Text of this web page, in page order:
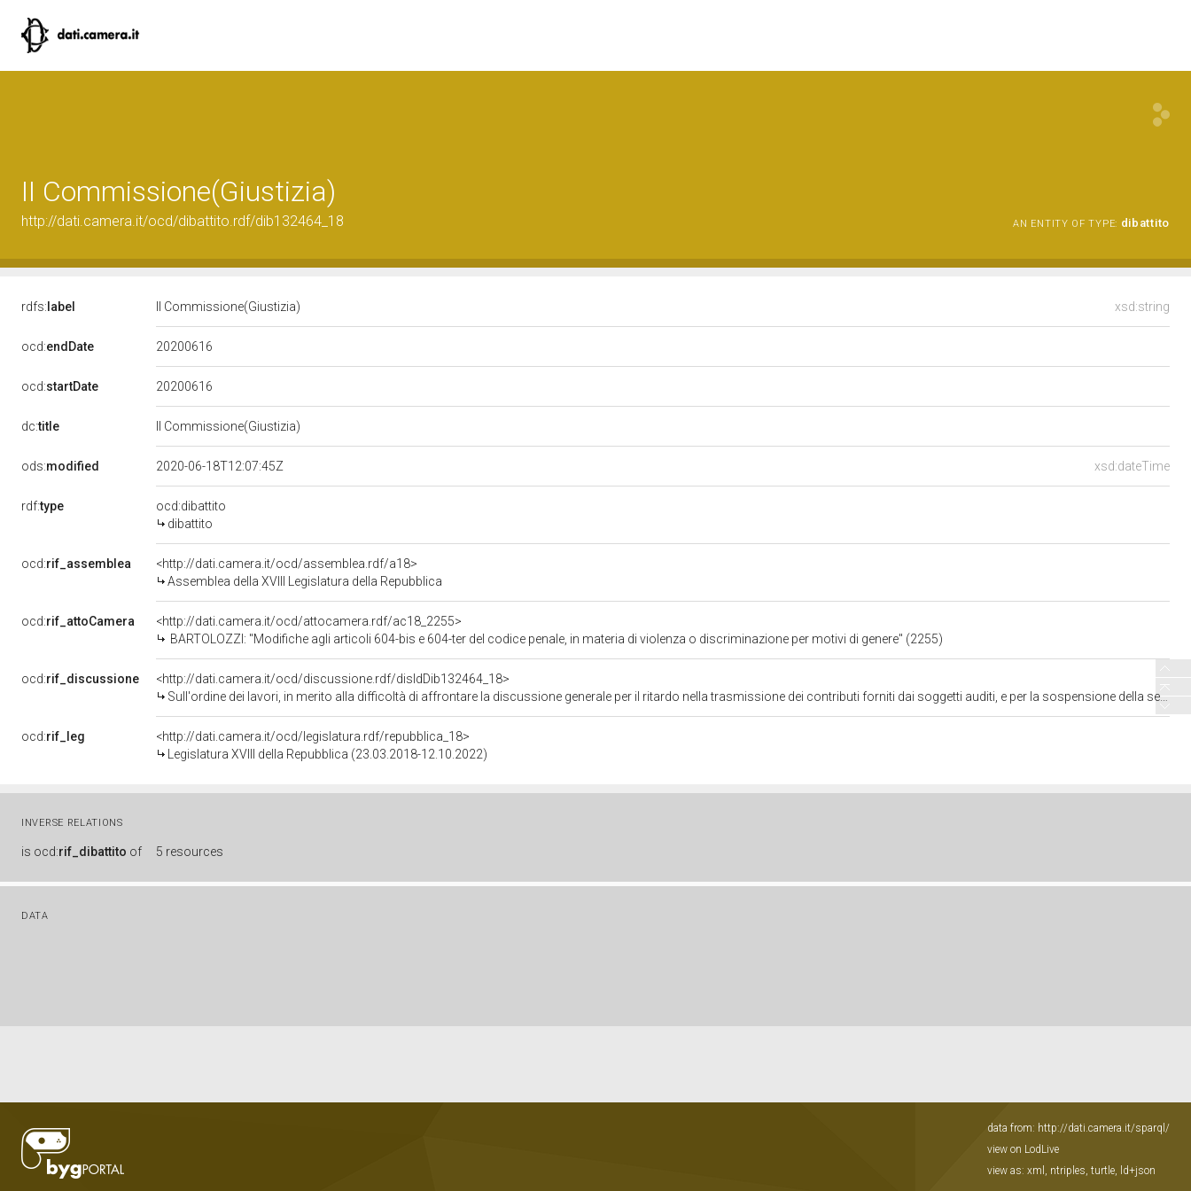
II Commissione(Giustizia)
http://dati.camera.it/ocd/dibattito.rdf/dib132464_18 AN ENTITY OF TYPE: dibattito
rdfs: label xsd:string
II Commissione(Giustizia)
ocd:endDate 20200616
ocd:startDate 20200616
dc:title II Commissione(Giustizia)
ods:modified xsd:dateTime
2020-06-18T12:07:45Z
rdf:type
ocd:dibattito
dibattito
ocd:rif_assemblea
<http://dati.camera.it/ocd/assemblea.rdf/a18>
Assemblea della XVIII Legislatura della Repubblica
ocd:rif_attoCamera
<http://dati.camera.it/ocd/attocamera.rdf/ac18_2255>
BARTOLOZZI: "Modifiche agli articoli 604-bis e 604-ter del codice penale, in materia di violenza o discriminazione per motivi di genere" (2255)
ocd:rif_discussione
<http://dati.camera.it/ocd/discussione.rdf/disIdDib132464_18>
Sull'ordine dei lavori, in merito alla difficoltà di affrontare la discussione generale per il ritardo nella trasmissione dei contributi forniti dai soggetti auditi, e per la sospensione della seduta, nell'ambito dell'esame di C. 107
ocd:rif_leg
<http://dati.camera.it/ocd/legislatura.rdf/repubblica_18>
Legislatura XVIII della Repubblica (23.03.2018-12.10.2022)
INVERSE RELATIONS
is ocd:rif_dibattito of 5 resources
DATA
data from: http://dati.camera.it/sparql/
view on LodLive
view as: xml , ntriples, turtle, ld+json